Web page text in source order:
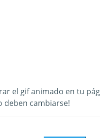
el gif animado en tu
deben cambiarse!